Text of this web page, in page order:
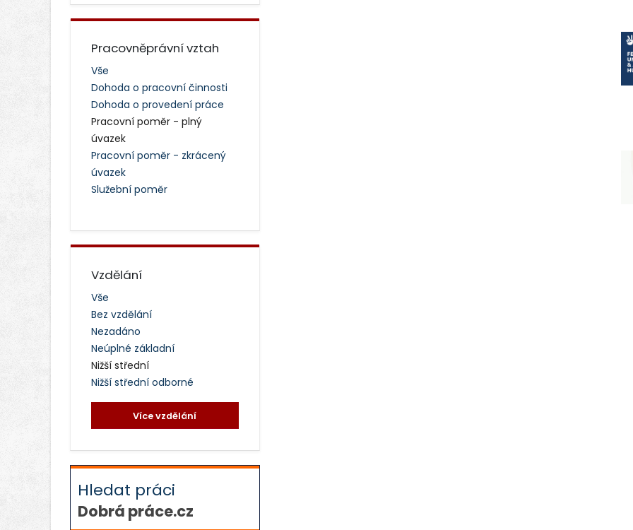
Pracovněprávní vztah
Vše
Dohoda o pracovní činnosti
Dohoda o provedení práce
Pracovní poměr - plný
úvazek
Pracovní poměr - zkrácený
úvazek
Služební poměr
Vzdělání
Vše
Bez vzdělání
Nezadáno
Neúplné základní
Nižší střední
Nižší střední odborné
Více vzdělání
Hledat práci
Dobrá práce.cz